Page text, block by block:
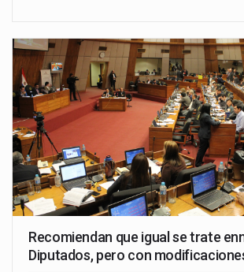
Recomiendan que igual se trate
Diputados, pero con